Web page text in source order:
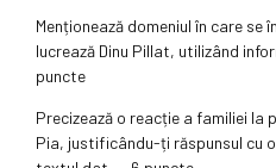
Menționează domeniul în care se
lucrează Dinu Pillat, utilizând
puncte
Precizează o reacție a familiei la
Pia, justificându-ți răspunsul cu